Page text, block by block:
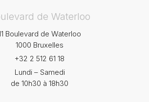
de Waterloo
Boulevard de Waterloo
1000 Bruxelles
+32 2 512 61 18
Lundi – Samedi
de 10h30 à 18h30